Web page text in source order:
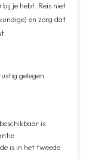
je hebt. Reis niet
en zorg dat
gelegen
is
is in het tweede